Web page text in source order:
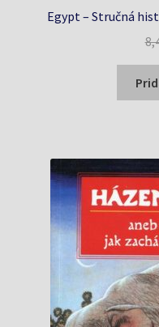
Egypt – Stručná